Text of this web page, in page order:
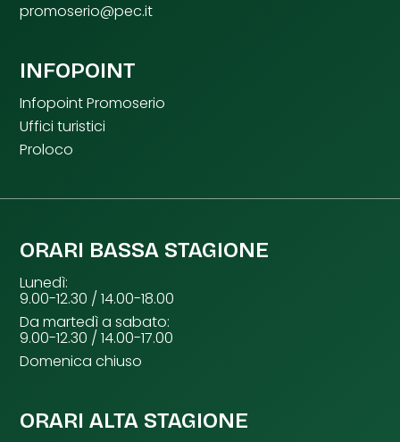
promoserio@pec.it
INFOPOINT
Infopoint Promoserio
Uffici turistici
Proloco
ORARI BASSA STAGIONE
Lunedì:
9.00-12.30 / 14.00-18.00
Da martedì a sabato:
9.00-12.30 / 14.00-17.00
Domenica chiuso
ORARI ALTA STAGIONE